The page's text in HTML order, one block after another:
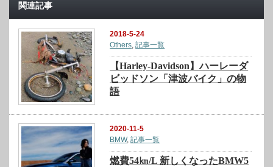
関連記事
2018-5-24
Others,記事一覧
【Harley-Davidson】ハーレーダ
ビッドソン「津波バイク」の物
語
2020-11-5
BMW,記事一覧
燃費54㎞/L 新しくなったBMW5